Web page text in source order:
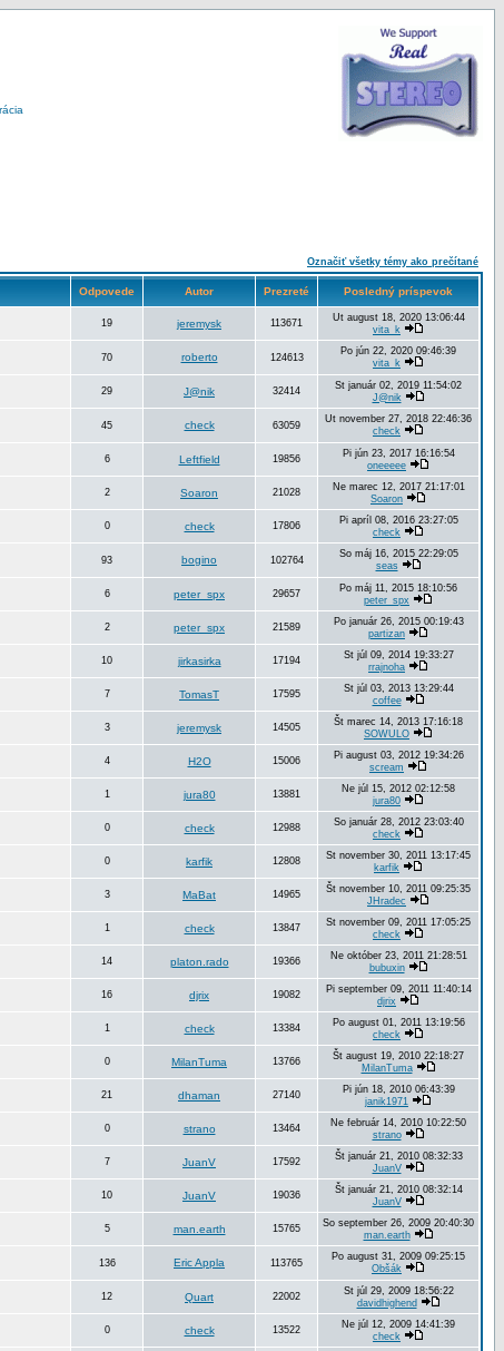
Označiť všetky témy ako prečítané
Odpovede Autor Prezreté Posledný príspevok
19 jeremysk 113671
Ut august 18, 2020 13:06:44
vita_k
70 roberto 124613
Po jún 22, 2020 09:46:39
vita_k
29 J@nik 32414
St január 02, 2019 11:54:02
J@nik
45 check 63059
Ut november 27, 2018 22:46:36
check
6 Leftfield 19856
Pi jún 23, 2017 16:16:54
oneeeee
2 Soaron 21028
Ne marec 12, 2017 21:17:01
Soaron
0 check 17806
Pi apríl 08, 2016 23:27:05
check
93 bogino 102764
So máj 16, 2015 22:29:05
seas
6 peter_spx 29657
Po máj 11, 2015 18:10:56
peter_spx
2 peter_spx 21589
Po január 26, 2015 00:19:43
partizan
10 jirkasirka 17194
St júl 09, 2014 19:33:27
rrajnoha
7 TomasT 17595
St júl 03, 2013 13:29:44
coffee
3 jeremysk 14505
Št marec 14, 2013 17:16:18
SOWULO
4 H2O 15006
Pi august 03, 2012 19:34:26
scream
1 jura80 13881
Ne júl 15, 2012 02:12:58
jura80
0 check 12988
So január 28, 2012 23:03:40
check
0 karfik 12808
St november 30, 2011 13:17:45
karfik
3 MaBat 14965
Št november 10, 2011 09:25:35
JHradec
1 check 13847
St november 09, 2011 17:05:25
check
14 platon.rado 19366
Ne október 23, 2011 21:28:51
bubuxin
16 djrix 19082
Pi september 09, 2011 11:40:14
djrix
1 check 13384
Po august 01, 2011 13:19:56
check
0 MilanTuma 13766
Št august 19, 2010 22:18:27
MilanTuma
21 dhaman 27140
Pi jún 18, 2010 06:43:39
janik1971
0 strano 13464
Ne február 14, 2010 10:22:50
strano
7 JuanV 17592
Št január 21, 2010 08:32:33
JuanV
10 JuanV 19036
Št január 21, 2010 08:32:14
JuanV
5 man.earth 15765
So september 26, 2009 20:40:30
man.earth
136 Eric Appla 113765
Po august 31, 2009 09:25:15
Obšák
12 Quart 22002
St júl 29, 2009 18:56:22
davidhighend
0 check 13522
Ne júl 12, 2009 14:41:39
check